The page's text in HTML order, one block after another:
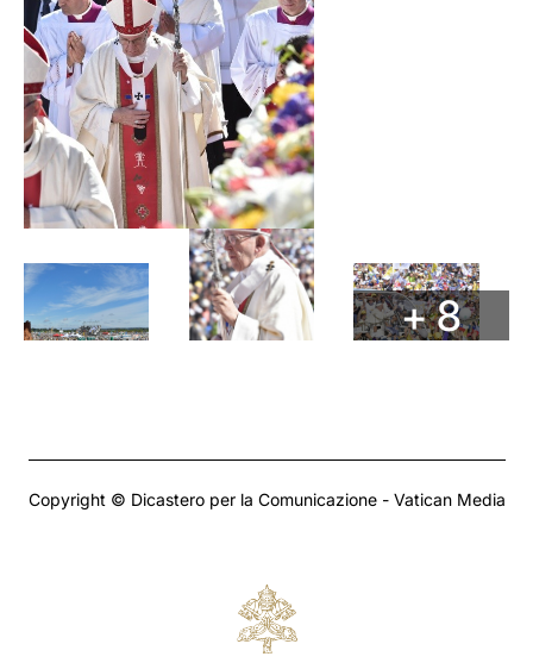
+ 8
Copyright © Dicastero per la Comunicazione - Vatican Media